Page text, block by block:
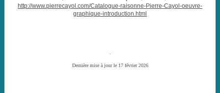
http://www.pierrecayol.com/Catalogue-raisonne-Pierre-Cayol-oeuvre-
graphique-introduction.html
Dernière mise à jour le 17 février 2026